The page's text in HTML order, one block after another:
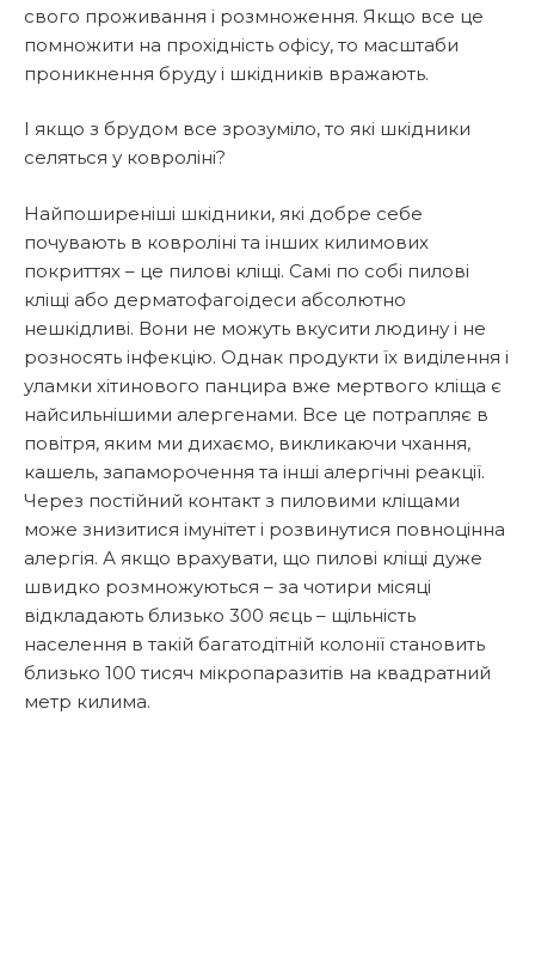
свого проживання і розмноження. Якщо все це
помножити на прохідність офісу, то масштаби
проникнення бруду і шкідників вражають.
І якщо з брудом все зрозуміло, то які шкідники
селяться у ковроліні?
Найпоширеніші шкідники, які добре себе
почувають в ковроліні та інших килимових
покриттях – це пилові кліщі. Самі по собі пилові
кліщі або дерматофагоідеси абсолютно
нешкідливі. Вони не можуть вкусити людину і не
розносять інфекцію. Однак продукти їх виділення і
уламки хітинового панцира вже мертвого кліща є
найсильнішими алергенами. Все це потрапляє в
повітря, яким ми дихаємо, викликаючи чхання,
кашель, запаморочення та інші алергічні реакції.
Через постійний контакт з пиловими кліщами
може знизитися імунітет і розвинутися повноцінна
алергія. А якщо врахувати, що пилові кліщі дуже
швидко розмножуються – за чотири місяці
відкладають близько 300 яєць – щільність
населення в такій багатодітній колонії становить
близько 100 тисяч мікропаразитів на квадратний
метр килима.